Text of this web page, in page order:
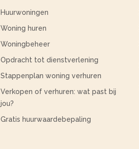
Huurwoningen
Woning huren
Woningbeheer
Opdracht tot dienstverlening
Stappenplan woning verhuren
Verkopen of verhuren: wat past bij
jou?
Gratis huurwaardebepaling